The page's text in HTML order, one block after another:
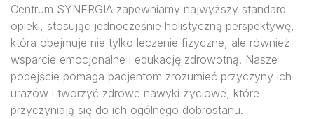
Centrum SYNERGIA zapewniamy najwyższy standard
opieki, stosując jednocześnie holistyczną perspektywę,
która obejmuje nie tylko leczenie fizyczne, ale również
wsparcie emocjonalne i edukację zdrowotną. Nasze
podejście pomaga pacjentom zrozumieć przyczyny ich
urazów i tworzyć zdrowe nawyki życiowe, które
przyczyniają się do ich ogólnego dobrostanu.